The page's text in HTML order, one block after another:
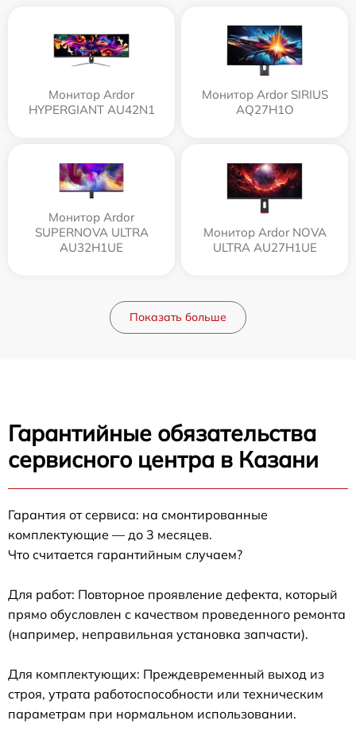
Монитор Ardor
HYPERGIANT AU42N1
Монитор Ardor SIRIUS
AQ27H1O
Монитор Ardor
SUPERNOVA ULTRA
AU32H1UE
Монитор Ardor NOVA
ULTRA AU27H1UE
Показать больше
Гарантийные обязательства
сервисного центра в Казани
Гарантия от сервиса: на смонтированные
комплектующие — до 3 месяцев.
Что считается гарантийным случаем?
Для работ: Повторное проявление дефекта, который
прямо обусловлен с качеством проведенного ремонта
(например, неправильная установка запчасти).
Для комплектующих: Преждевременный выход из
строя, утрата работоспособности или техническим
параметрам при нормальном использовании.